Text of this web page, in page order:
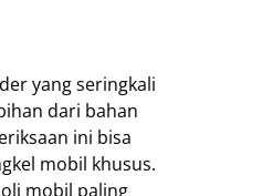
yang seringkali
dari bahan
ini bisa
mobil khusus.
mobil paling